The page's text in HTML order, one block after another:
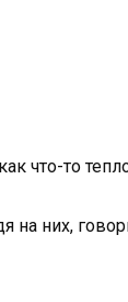
что-то
на них,